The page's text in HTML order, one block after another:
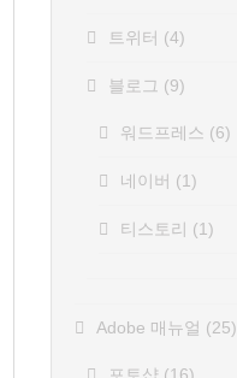
트위터 (4)
블로그 (9)
워드프레스 (6)
네이버 (1)
티스토리 (1)
Adobe 매뉴얼 (25)